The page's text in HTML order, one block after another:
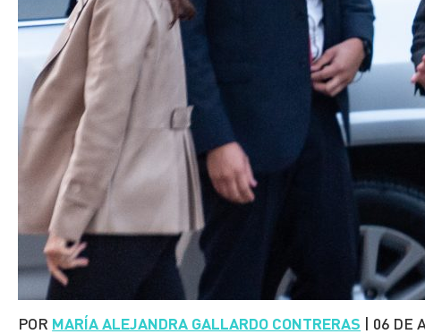
POR MARÍA ALEJANDRA GALLARDO CONTRERAS | 06 DE